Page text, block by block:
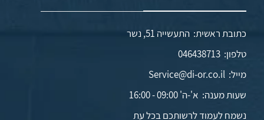
כתובת ראשית: התעשייה 51, נשר
טלפון:046438713
מייל:Service@di-or.co.il
שעות מענה: א'-ה' 09:00 - 16:00
נשמח לעמוד לרשותכם בכל עת